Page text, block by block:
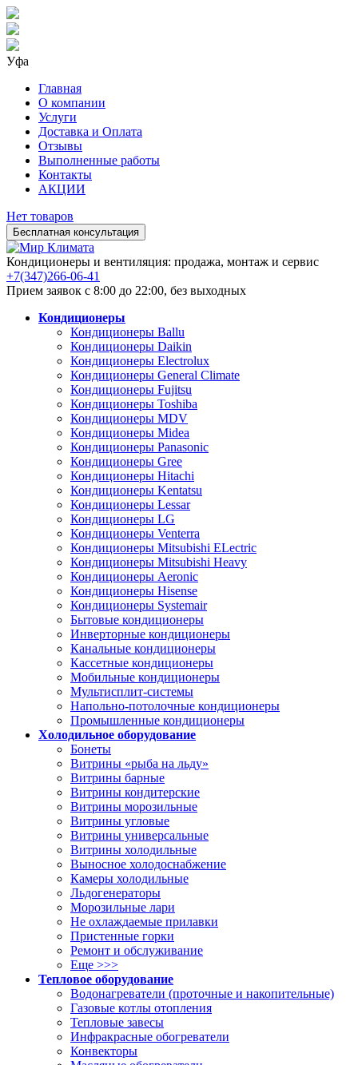
Уфа
Главная
О компании
Услуги
Доставка и Оплата
Отзывы
Выполненные работы
Контакты
АКЦИИ
Нет товаров
Бесплатная консультация
Кондиционеры и вентиляция: продажа, монтаж и сервис
+7(347)266-06-41
Прием заявок с 8:00 до 22:00, без выходных
Кондиционеры
Кондиционеры Ballu
Кондиционеры Daikin
Кондиционеры Electrolux
Кондиционеры General Climate
Кондиционеры Fujitsu
Кондиционеры Toshiba
Кондиционеры MDV
Кондиционеры Midea
Кондиционеры Panasonic
Кондиционеры Gree
Кондиционеры Hitachi
Кондиционеры Kentatsu
Кондиционеры Lessar
Кондиционеры LG
Кондиционеры Venterra
Кондиционеры Mitsubishi ELectric
Кондиционеры Mitsubishi Heavy
Кондиционеры Aeronic
Кондиционеры Hisense
Кондиционеры Systemair
Бытовые кондиционеры
Инверторные кондиционеры
Канальные кондиционеры
Кассетные кондиционеры
Мобильные кондиционеры
Мультисплит-системы
Напольно-потолочные кондиционеры
Промышленные кондиционеры
Холодильное оборудование
Бонеты
Витрины «рыба на льду»
Витрины барные
Витрины кондитерские
Витрины морозильные
Витрины угловые
Витрины универсальные
Витрины холодильные
Выносное холодоснабжение
Камеры холодильные
Льдогенераторы
Морозильные лари
Не охлаждаемые прилавки
Пристенные горки
Ремонт и обслуживание
Еще >>>
Тепловое оборудование
Водонагреватели (проточные и накопительные)
Газовые котлы отопления
Тепловые завесы
Инфракрасные обогреватели
Конвекторы